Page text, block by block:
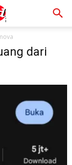
dari